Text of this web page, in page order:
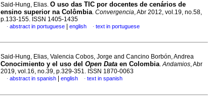
Said-Hung, Elias. O uso das TIC por docentes de cenários de
ensino superior na Colômbia. Convergencia, Abr 2012, vol.19, no.58,
p.133-155. ISSN 1405-1435
· abstract in portuguese english · text in portuguese
Said-Hung, Elias, Valencia Cobos, Jorge and Cancino Borbón, Andrea
Conocimiento y el uso del Open Data en Colombia.Andamios, Abr
2019, vol.16, no.39, p.329-351. ISSN 1870-0063
· abstract in spanish english · text in spanish